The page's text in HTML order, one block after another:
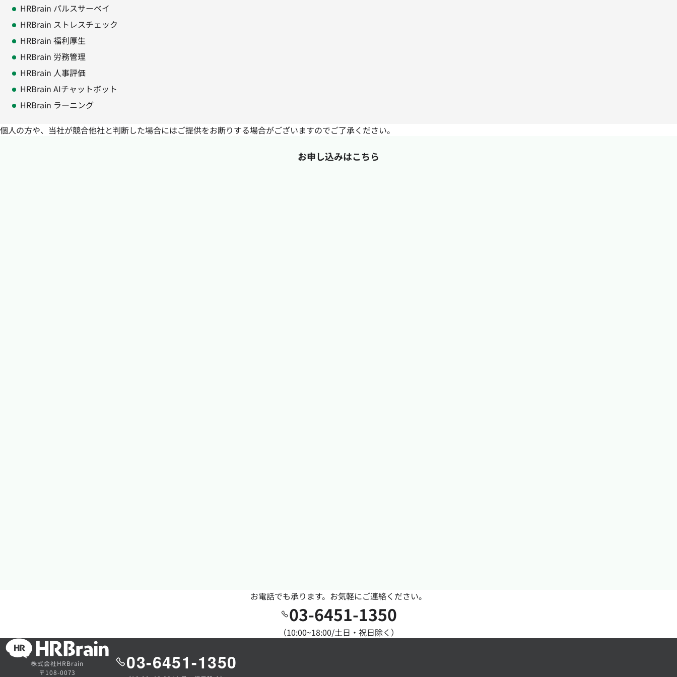
HRBrain パルスサーベイ
HRBrain ストレスチェック
HRBrain 福利厚生
HRBrain 労務管理
HRBrain 人事評価
HRBrain AIチャットボット
HRBrain ラーニング
個人の方や、当社が競合他社と判断した場合にはご提供をお断りする場合がございますのでご了承ください。
お申し込みはこちら
お電話でも承ります。お気軽にご連絡ください。
03-6451-1350
（10:00~18:00/土日・祝日除く）
株式会社HRBrain
〒108-0073
03-6451-1350